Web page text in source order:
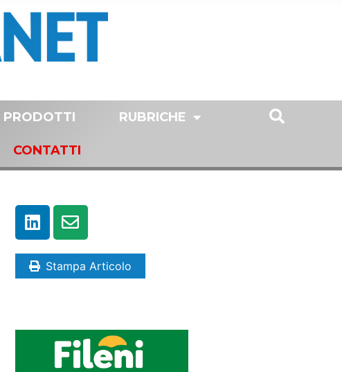
PRODOTTI RUBRICHE
CONTATTI
Stampa Articolo